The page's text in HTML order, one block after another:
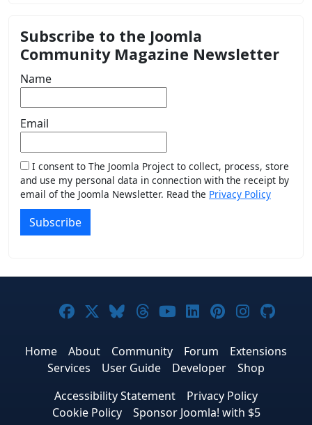
Subscribe to the Joomla
Community Magazine Newsletter
Name
Email
I consent to The Joomla Project to collect, process, store
and use my personal data in connection with the receipt by
email of the Joomla Newsletter. Read the Privacy Policy
Subscribe
Joomla! on Facebook
Joomla! on X
Joomla! on Bluesky
Joomla! on Threads
Joomla! on
Joomla! on
Joomla! on
Joomla!
Home About Community Forum
Extensions
Services
User Guide Developer
Shop
Accessibility Statement
Privacy Policy
Cookie Policy
Sponsor Joomla! with $5